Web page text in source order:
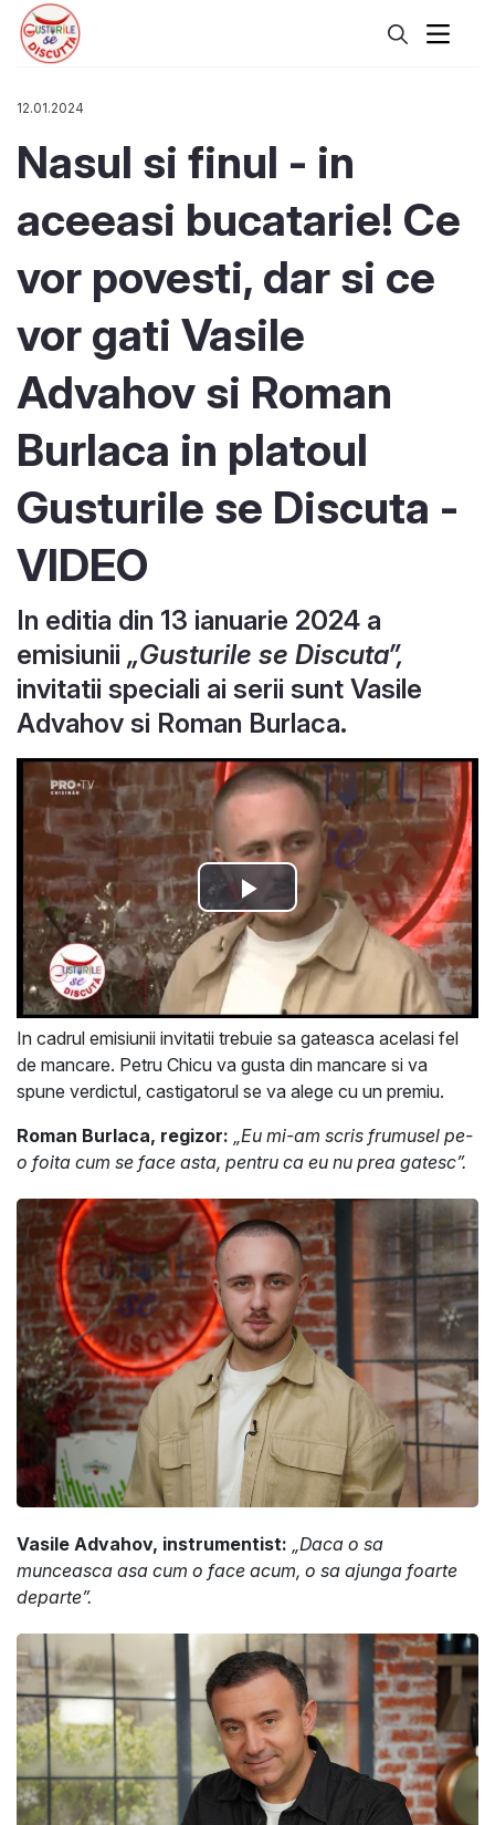
12.01.2024
Nasul si finul - in
aceeasi bucatarie! Ce
vor povesti, dar si ce
vor gati Vasile
Advahov si Roman
Burlaca in platoul
Gusturile se Discuta -
VIDEO
In editia din 13 ianuarie 2024 a
emisiunii „Gusturile se Discuta”,
invitatii speciali ai serii sunt Vasile
Advahov si Roman Burlaca.
In cadrul emisiunii invitatii trebuie sa gateasca acelasi fel
de mancare. Petru Chicu va gusta din mancare si va
spune verdictul, castigatorul se va alege cu un premiu.
Roman Burlaca, regizor: „Eu mi-am scris frumusel pe-
o foita cum se face asta, pentru ca eu nu prea gatesc”.
Vasile Advahov, instrumentist:
„Daca o sa
munceasca asa cum o face acum, o sa ajunga foarte
departe”.